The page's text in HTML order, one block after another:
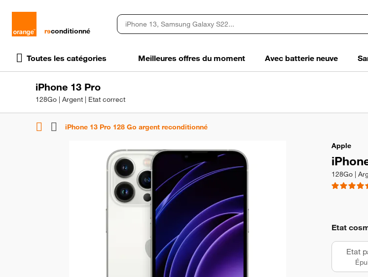
rɘconditionné
Toutes les catégories Meilleures offres du moment Avec batterie neuve
iPhone 13 Pro
128Go | Argent | Etat correct
iPhone 13 Pro 128 Go argent reconditionné
Apple
128Go |
Etat
Etat